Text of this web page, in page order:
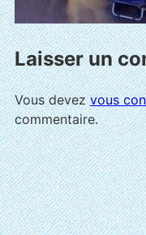
Laisser un
Vous devezvous
commentaire.